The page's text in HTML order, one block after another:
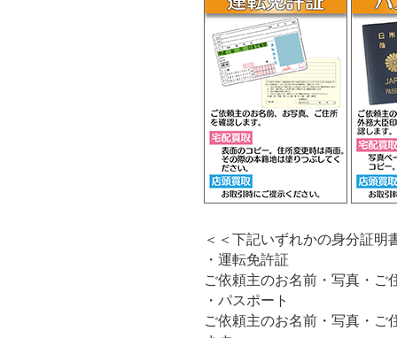
＜＜下記いずれかの身分証明
・運転免許証
ご依頼主のお名前・写真・ご
・パスポート
ご依頼主のお名前・写真・ご